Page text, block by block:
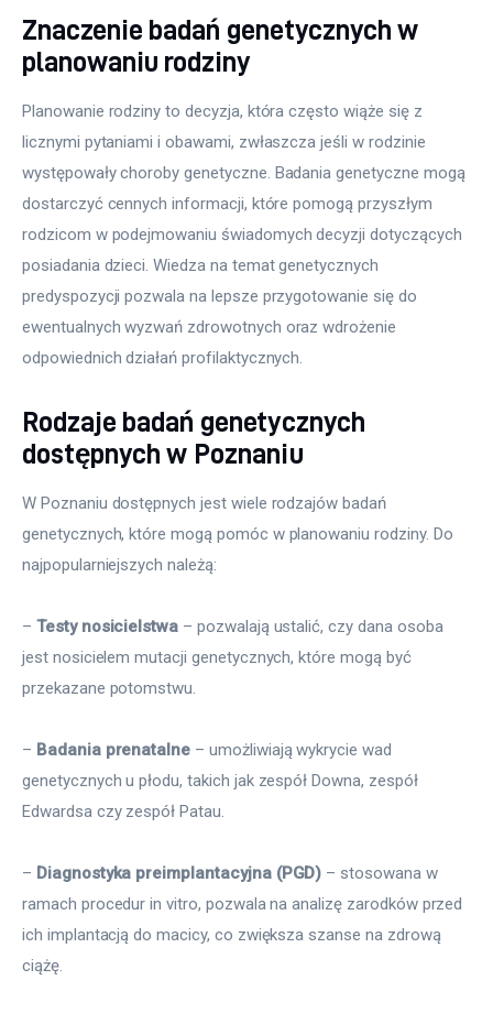
Znaczenie badań genetycznych w
planowaniu rodziny
Planowanie rodziny to decyzja, która często wiąże się z
licznymi pytaniami i obawami, zwłaszcza jeśli w rodzinie
występowały choroby genetyczne. Badania genetyczne mogą
dostarczyć cennych informacji, które pomogą przyszłym
rodzicom w podejmowaniu świadomych decyzji dotyczących
posiadania dzieci. Wiedza na temat genetycznych
predyspozycji pozwala na lepsze przygotowanie się do
ewentualnych wyzwań zdrowotnych oraz wdrożenie
odpowiednich działań profilaktycznych.
Rodzaje badań genetycznych
dostępnych w Poznaniu
W Poznaniu dostępnych jest wiele rodzajów badań
genetycznych, które mogą pomóc w planowaniu rodziny. Do
najpopularniejszych należą:
– Testy nosicielstwa – pozwalają ustalić, czy dana osoba
jest nosicielem mutacji genetycznych, które mogą być
przekazane potomstwu.
– Badania prenatalne – umożliwiają wykrycie wad
genetycznych u płodu, takich jak zespół Downa, zespół
Edwardsa czy zespół Patau.
– Diagnostyka preimplantacyjna (PGD) – stosowana w
ramach procedur in vitro, pozwala na analizę zarodków przed
ich implantacją do macicy, co zwiększa szanse na zdrową
ciążę.